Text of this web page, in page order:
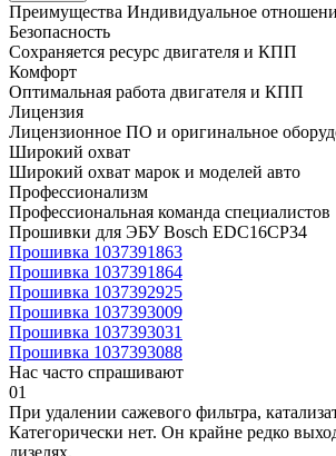
Преимущества Индивидуальное
Безопасность
Сохраняется ресурс двигателя и КПП
Комфорт
Оптимальная работа двигателя и КПП
Лицензия
Лицензионное ПО и оригинальное
Широкий охват
Широкий охват марок и моделей авто
Профессионализм
Профессиональная команда специалистов
Прошивки для ЭБУ Bosch EDC16CP34
Прошивка 1037391863
Прошивка 1037391864
Прошивка 1037392925
Прошивка 1037393009
Прошивка 1037393031
Прошивка 1037393088
Нас часто спрашивают
01
При удалении сажевого фильтра,
Категорически нет. Он крайне редко
дизелях.